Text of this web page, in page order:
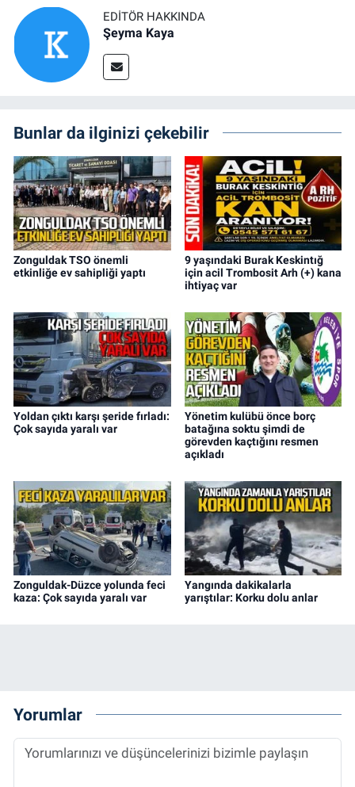
EDITÖR HAKKINDA
Şeyma Kaya
Bunlar da ilginizi çekebilir
Zonguldak TSO önemli
etkinliğe ev sahipliği yaptı
9 yaşındaki Burak Keskintığ
için acil Trombosit Arh (+) kana
ihtiyaç var
Yoldan çıktı karşı şeride fırladı:
Çok sayıda yaralı var
Yönetim kulübü önce borç
batağına soktu şimdi de
görevden kaçtığını resmen
açıkladı
Zonguldak-Düzce yolunda feci
kaza: Çok sayıda yaralı var
Yangında dakikalarla
yarıştılar: Korku dolu anlar
Yorumlar